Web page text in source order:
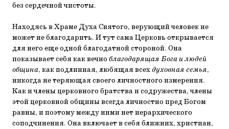
без сердечной чистоты.
Находясь в Храме Духа Святого, верующий человек не
может не благодарить. И тут сама Церковь открывается
для него еще одной благодатной стороной. Она
показывает се­бя как вечно благодарящая Бога и людей
община, как подлин­ная, любящая всехдуховная семья,
никогда не теряющая сво­его личностного измерения.
Как и члены церковного брат­ства и содружества, члены
этой церковной общины всегда личностно пред Богом
равны, и поэтому между ними нет иерархического
соподчинения. Она включает в себя ближ­них, христиан,